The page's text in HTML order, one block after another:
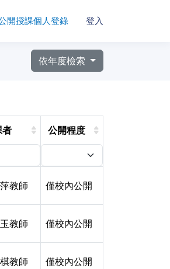
開授課個人登錄 登入
依年度檢索
者 公開程度
教師 僅校內公開
教師 僅校內公開
教師 僅校內公開